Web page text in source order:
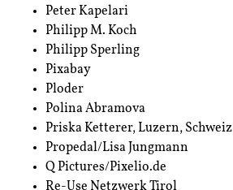
Peter Kapelari
Philipp M. Koch
Philipp Sperling
Pixabay
Ploder
Polina Abramova
Priska Ketterer, Luzern, Schweiz
Propedal/Lisa Jungmann
Q Pictures/Pixelio.de
Re-Use Netzwerk Tirol